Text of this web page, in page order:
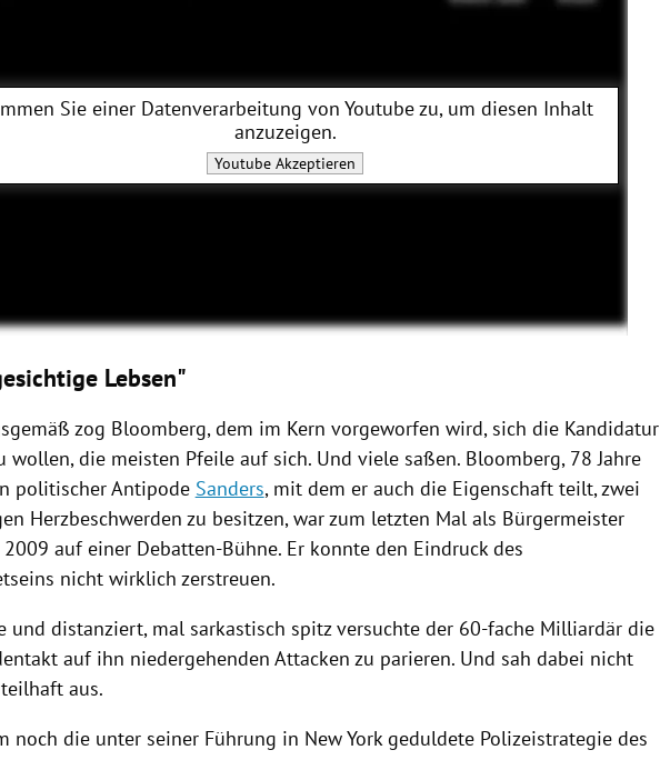
Sie einer Datenverarbeitung vonYoutubezu, um diesen Inhalt
anzuzeigen.
Youtube Akzeptieren
Lebsen"
zog Bloomberg, dem im Kern vorgeworfen wird, sich die Kandidatur
wollen, die meisten Pfeile auf sich. Und viele saßen. Bloomberg, 78 Jahre
politischer Antipode Sanders, mit dem er auch die Eigenschaft teilt, zwei
Herzbeschwerden zu besitzen, war zum letzten Mal als Bürgermeister
2009 auf einer Debatten-Bühne. Er konnte den Eindruck des
nicht wirklich zerstreuen.
und distanziert, mal sarkastisch spitz versuchte der 60-fache Milliardär die
auf ihn niedergehenden Attacken zu parieren. Und sah dabei nicht
aus.
noch die unter seiner Führung in New Yorkgeduldete Polizeistrategie des